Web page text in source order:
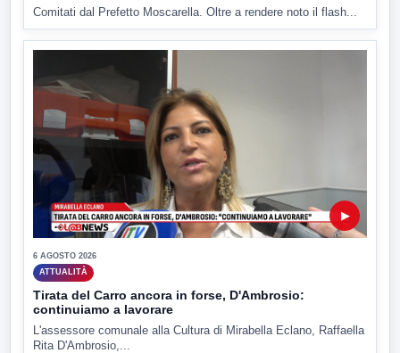
Comitati dal Prefetto Moscarella. Oltre a rendere noto il flash...
▶
6 AGOSTO 2026
ATTUALITÀ
Tirata del Carro ancora in forse, D'Ambrosio:
continuiamo a lavorare
L'assessore comunale alla Cultura di Mirabella Eclano, Raffaella
Rita D'Ambrosio,...